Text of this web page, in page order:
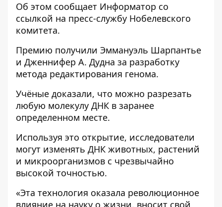
Об этом сообщает Информатор со
ссылкой на пресс-службу Нобелевского
комитета.
Премию получили Эммануэль Шарпантье
и Дженнифер А. Дудна за разработку
метода редактирования генома.
Учёные доказали, что можно разрезать
любую молекулу ДНК в заранее
определенном месте.
Используя это открытие, исследователи
могут изменять ДНК животных, растений
и микроорганизмов с чрезвычайно
высокой точностью.
«Эта технология оказала революционное
влияние на науку о жизни, вносит свой